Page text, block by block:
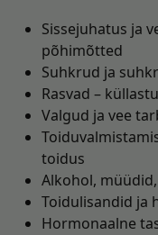
Sissejuhatus ja
põhimõtted
Suhkrud ja
Rasvad –
Valgud ja vee
toidus
Alkohol,
Toidulisandid ja
Hormonaalne